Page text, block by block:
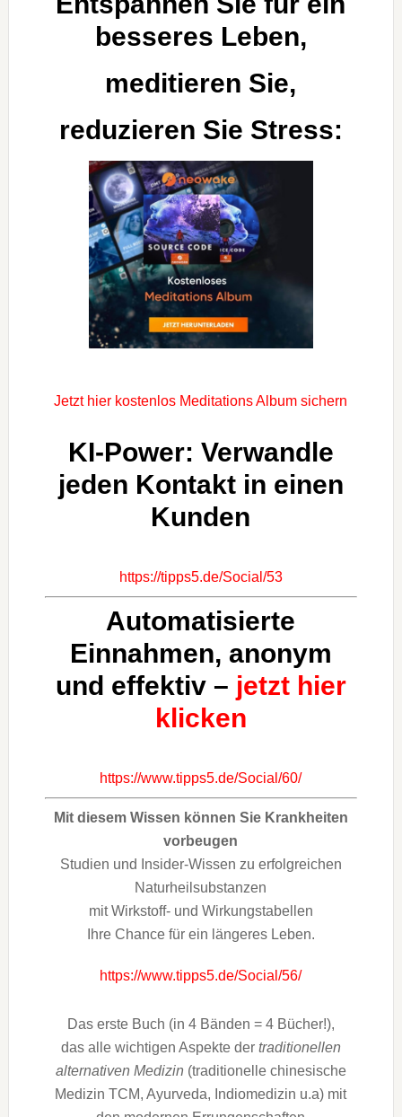
besseres Leben,
meditieren Sie,
reduzieren Sie Stress:
Jetzt hier kostenlos Meditations Album sichern
KI-Power: Verwandle
jeden Kontakt in einen
Kunden
https://tipps5.de/Social/53
Automatisierte
Einnahmen, anonym
und effektiv – jetzt hier
klicken
https://www.tipps5.de/Social/60/
Mit diesem Wissen können Sie Krankheiten
vorbeugen
Studien und Insider-Wissen zu erfolgreichen
Naturheilsubstanzen
mit Wirkstoff- und Wirkungstabellen
Ihre Chance für ein längeres Leben.
https://www.tipps5.de/Social/56/
Das erste Buch (in 4 Bänden = 4 Bücher!),
das alle wichtigen Aspekte der traditionellen
alternativen Medizin (traditionelle chinesische
Medizin TCM, Ayurveda, Indiomedizin u.a) mit